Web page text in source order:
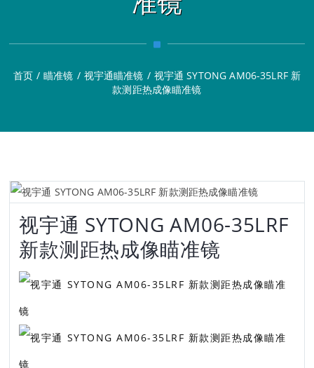
首页 / 瞄准镜 / 视宇通瞄准镜 / 视宇通 SYTONG AM06-35LRF 新
款测距热成像瞄准镜
视宇通 SYTONG AM06-35LRF
新款测距热成像瞄准镜